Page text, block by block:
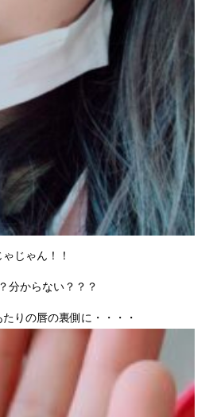
ゃじゃん！！
分からない？？？
りの唇の裏側に・・・・